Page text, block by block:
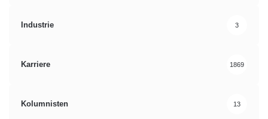
Industrie 3
Karriere 1869
Kolumnisten 13